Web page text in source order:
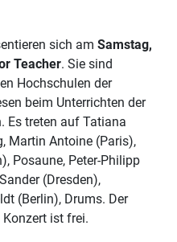
sich am Samstag,
Teacher. Sie sind
Hochschulen der
beim Unterrichten der
Es treten auf Tatiana
Martin Antoine (Paris),
Posaune, Peter-Philipp
(Dresden),
(Berlin), Drums. Der
ist frei.